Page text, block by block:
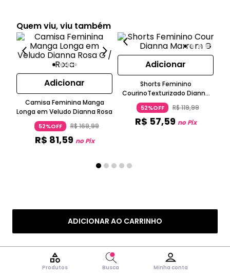
Produtos Busca Minha conta
ADICIONAR AO CARRINHO
Quem viu, viu também
Adicionar
Camisa Feminina Manga
Longa em Veludo Dianna Rosa
52%OFF R$169,99
R$ 81,59 no Pix
Adicionar
Shorts Feminino
CourinoTexturizado Dianna
Marrom
52%OFF R$119,99
R$ 57,59 no Pix